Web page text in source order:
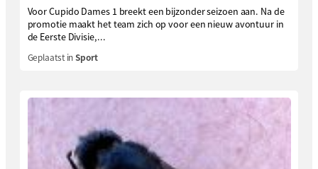
Voor Cupido Dames 1 breekt een bijzonder seizoen aan. Na de
promotie maakt het team zich op voor een nieuw avontuur in
de Eerste Divisie,...
Geplaatst inSport